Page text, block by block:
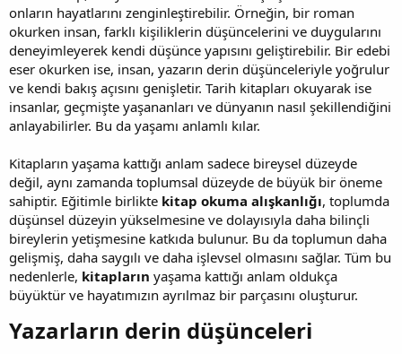
onların hayatlarını zenginleştirebilir. Örneğin, bir roman
okurken insan, farklı kişiliklerin düşüncelerini ve duygularını
deneyimleyerek kendi düşünce yapısını geliştirebilir. Bir edebi
eser okurken ise, insan, yazarın derin düşünceleriyle yoğrulur
ve kendi bakış açısını genişletir. Tarih kitapları okuyarak ise
insanlar, geçmişte yaşananları ve dünyanın nasıl şekillendiğini
anlayabilirler. Bu da yaşamı anlamlı kılar.
Kitapların yaşama kattığı anlam sadece bireysel düzeyde
değil, aynı zamanda toplumsal düzeyde de büyük bir öneme
sahiptir. Eğitimle birlikte kitap okuma alışkanlığı, toplumda
düşünsel düzeyin yükselmesine ve dolayısıyla daha bilinçli
bireylerin yetişmesine katkıda bulunur. Bu da toplumun daha
gelişmiş, daha saygılı ve daha işlevsel olmasını sağlar. Tüm bu
nedenlerle, kitapların yaşama kattığı anlam oldukça
büyüktür ve hayatımızın ayrılmaz bir parçasını oluşturur.
Yazarların derin düşünceleri​